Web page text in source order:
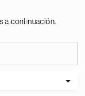
a continuación.